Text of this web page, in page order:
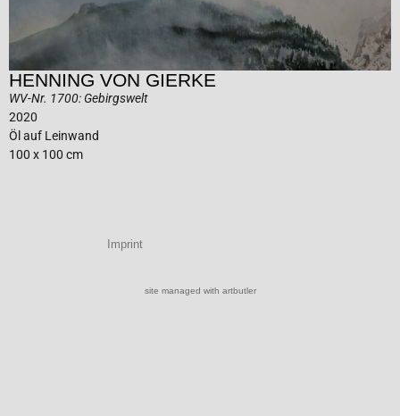
HENNING VON GIERKE
WV-Nr. 1700: Gebirgswelt
2020
Öl auf Leinwand
100 x 100 cm
Imprint
site managed with artbutler